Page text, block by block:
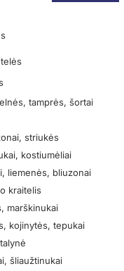
tamprės, šortai
striukės
kostiumėliai
liemenės, bliuzonai
kraitelis
marškinukai
kojinytės, tepukai
šliaužtinukai